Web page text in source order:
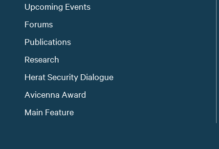
Upcoming Events
Forums
Publications
Research
Herat Security Dialogue
Avicenna Award
Main Feature